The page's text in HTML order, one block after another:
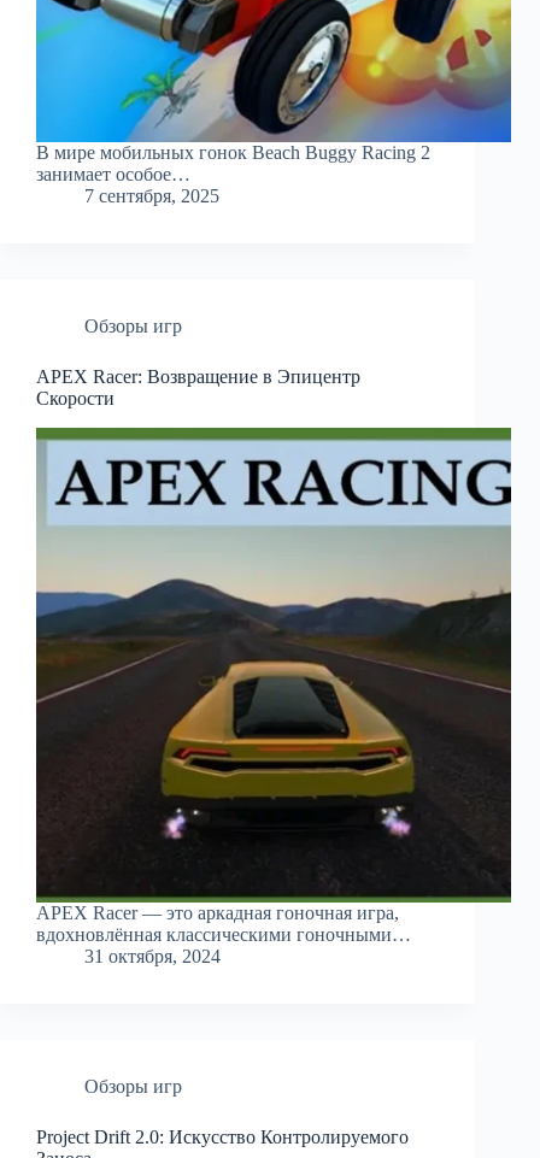
В мире мобильных гонок Beach Buggy Racing 2
занимает особое…
7 сентября, 2025
Обзоры игр
APEX Racer: Возвращение в Эпицентр
Скорости
APEX Racer — это аркадная гоночная игра,
вдохновлённая классическими гоночными…
31 октября, 2024
Обзоры игр
Project Drift 2.0: Искусство Контролируемого